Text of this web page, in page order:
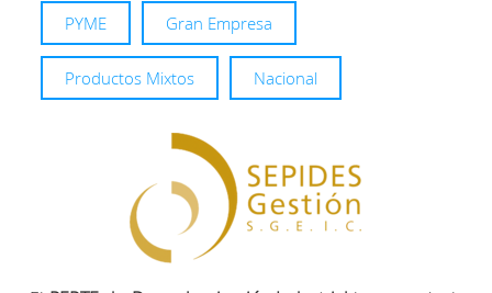
PYME Gran Empresa
Productos Mixtos Nacional